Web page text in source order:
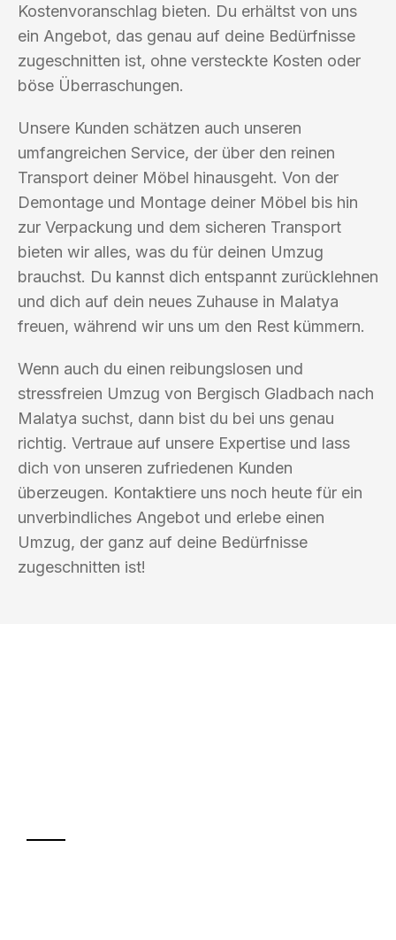
Kostenvoranschlag bieten. Du erhältst von uns
ein Angebot, das genau auf deine Bedürfnisse
zugeschnitten ist, ohne versteckte Kosten oder
böse Überraschungen.
Unsere Kunden schätzen auch unseren
umfangreichen Service, der über den reinen
Transport deiner Möbel hinausgeht. Von der
Demontage und Montage deiner Möbel bis hin
zur Verpackung und dem sicheren Transport
bieten wir alles, was du für deinen Umzug
brauchst. Du kannst dich entspannt zurücklehnen
und dich auf dein neues Zuhause in Malatya
freuen, während wir uns um den Rest kümmern.
Wenn auch du einen reibungslosen und
stressfreien Umzug von Bergisch Gladbach nach
Malatya suchst, dann bist du bei uns genau
richtig. Vertraue auf unsere Expertise und lass
dich von unseren zufriedenen Kunden
überzeugen. Kontaktiere uns noch heute für ein
unverbindliches Angebot und erlebe einen
Umzug, der ganz auf deine Bedürfnisse
zugeschnitten ist!